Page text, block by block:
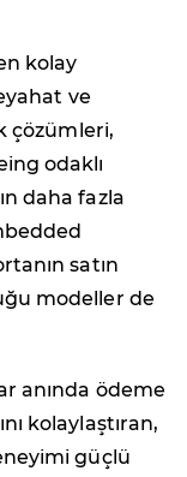
kolay
ve
çözümleri,
odaklı
daha fazla
satın
modeller de
anında ödeme
kolaylaştıran,
güçlü